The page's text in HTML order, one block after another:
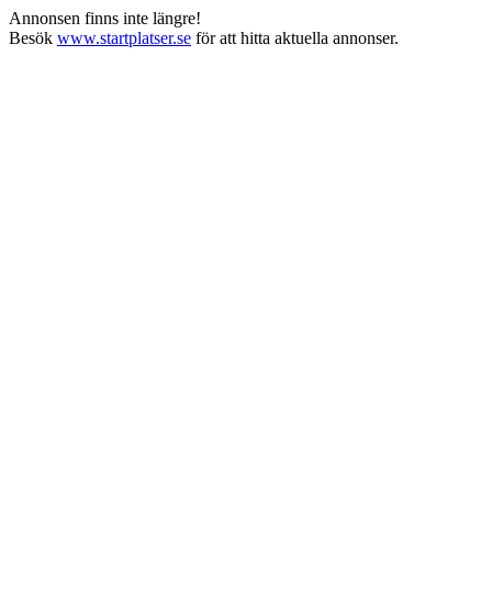
Annonsen finns inte längre!
Besök www.startplatser.se för att hitta aktuella annonser.